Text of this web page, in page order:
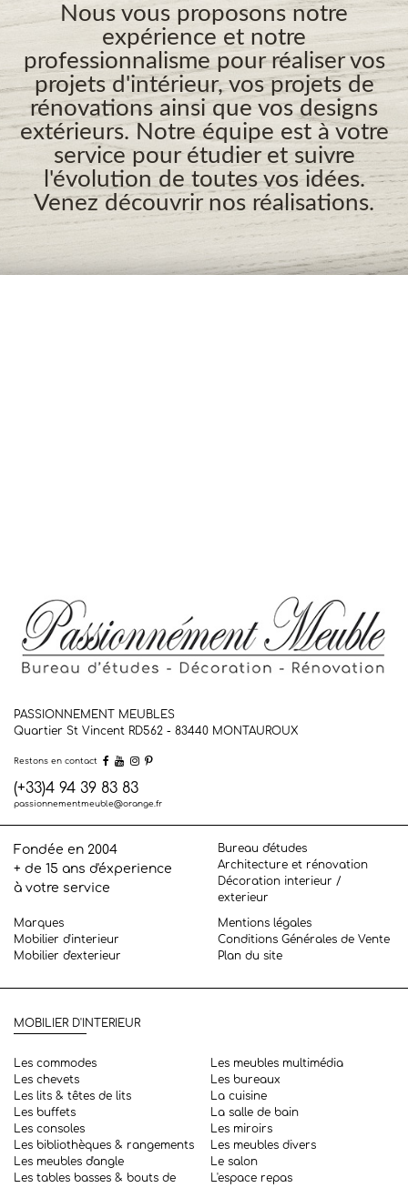
Nous vous proposons notre
expérience et notre
professionnalisme pour réaliser vos
projets d'intérieur, vos projets de
rénovations ainsi que vos designs
extérieurs. Notre équipe est à votre
service pour étudier et suivre
l'évolution de toutes vos idées.
Venez découvrir nos réalisations.
PASSIONNEMENT MEUBLES
Quartier St Vincent RD562 - 83440 MONTAUROUX
Restons en contact
(+33)4 94 39 83 83
passionnementmeuble@orange.fr
Fondée en 2004
+ de 15 ans d'éxperience
à votre service
Bureau d'études
Architecture et rénovation
Décoration interieur /
exterieur
Marques
Mobilier d'interieur
Mobilier d'exterieur
Mentions légales
Conditions Générales de Vente
Plan du site
MOBILIER D'INTERIEUR
Les commodes
Les chevets
Les lits & têtes de lits
Les buffets
Les consoles
Les bibliothèques & rangements
Les meubles d'angle
Les tables basses & bouts de
Les meubles multimédia
Les bureaux
La cuisine
La salle de bain
Les miroirs
Les meubles divers
Le salon
L'espace repas